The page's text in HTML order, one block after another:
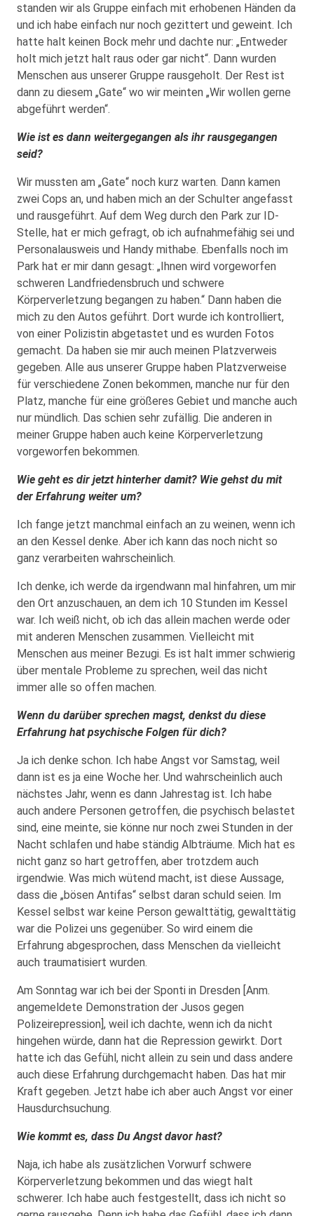
standen wir als Gruppe einfach mit erhobenen Händen da
und ich habe einfach nur noch gezittert und geweint. Ich
hatte halt keinen Bock mehr und dachte nur: „Entweder
holt mich jetzt halt raus oder gar nicht“. Dann wurden
Menschen aus unserer Gruppe rausgeholt. Der Rest ist
dann zu diesem „Gate“ wo wir meinten „Wir wollen gerne
abgeführt werden“.
Wie ist es dann weitergegangen als ihr rausgegangen
seid?
Wir mussten am „Gate“ noch kurz warten. Dann kamen
zwei Cops an, und haben mich an der Schulter angefasst
und rausgeführt. Auf dem Weg durch den Park zur ID-
Stelle, hat er mich gefragt, ob ich aufnahmefähig sei und
Personalausweis und Handy mithabe. Ebenfalls noch im
Park hat er mir dann gesagt: „Ihnen wird vorgeworfen
schweren Landfriedensbruch und schwere
Körperverletzung begangen zu haben.“ Dann haben die
mich zu den Autos geführt. Dort wurde ich kontrolliert,
von einer Polizistin abgetastet und es wurden Fotos
gemacht. Da haben sie mir auch meinen Platzverweis
gegeben. Alle aus unserer Gruppe haben Platzverweise
für verschiedene Zonen bekommen, manche nur für den
Platz, manche für eine größeres Gebiet und manche auch
nur mündlich. Das schien sehr zufällig. Die anderen in
meiner Gruppe haben auch keine Körperverletzung
vorgeworfen bekommen.
Wie geht es dir jetzt hinterher damit? Wie gehst du mit
der Erfahrung weiter um?
Ich fange jetzt manchmal einfach an zu weinen, wenn ich
an den Kessel denke. Aber ich kann das noch nicht so
ganz verarbeiten wahrscheinlich.
Ich denke, ich werde da irgendwann mal hinfahren, um mir
den Ort anzuschauen, an dem ich 10 Stunden im Kessel
war. Ich weiß nicht, ob ich das allein machen werde oder
mit anderen Menschen zusammen. Vielleicht mit
Menschen aus meiner Bezugi. Es ist halt immer schwierig
über mentale Probleme zu sprechen, weil das nicht
immer alle so offen machen.
Wenn du darüber sprechen magst, denkst du diese
Erfahrung hat psychische Folgen für dich?
Ja ich denke schon. Ich habe Angst vor Samstag, weil
dann ist es ja eine Woche her. Und wahrscheinlich auch
nächstes Jahr, wenn es dann Jahrestag ist. Ich habe
auch andere Personen getroffen, die psychisch belastet
sind, eine meinte, sie könne nur noch zwei Stunden in der
Nacht schlafen und habe ständig Albträume. Mich hat es
nicht ganz so hart getroffen, aber trotzdem auch
irgendwie. Was mich wütend macht, ist diese Aussage,
dass die „bösen Antifas“ selbst daran schuld seien. Im
Kessel selbst war keine Person gewalttätig, gewalttätig
war die Polizei uns gegenüber. So wird einem die
Erfahrung abgesprochen, dass Menschen da vielleicht
auch traumatisiert wurden.
Am Sonntag war ich bei der Sponti in Dresden [Anm.
angemeldete Demonstration der Jusos gegen
Polizeirepression], weil ich dachte, wenn ich da nicht
hingehen würde, dann hat die Repression gewirkt. Dort
hatte ich das Gefühl, nicht allein zu sein und dass andere
auch diese Erfahrung durchgemacht haben. Das hat mir
Kraft gegeben. Jetzt habe ich aber auch Angst vor einer
Hausdurchsuchung.
Wie kommt es, dass Du Angst davor hast?
Naja, ich habe als zusätzlichen Vorwurf schwere
Körperverletzung bekommen und das wiegt halt
schwerer. Ich habe auch festgestellt, dass ich nicht so